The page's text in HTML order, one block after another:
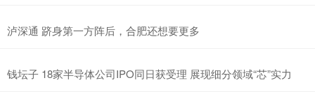
泸深通 跻身第一方阵后，合肥还想要更多
钱坛子 18家半导体公司IPO同日获受理 展现细分领域“芯”实力